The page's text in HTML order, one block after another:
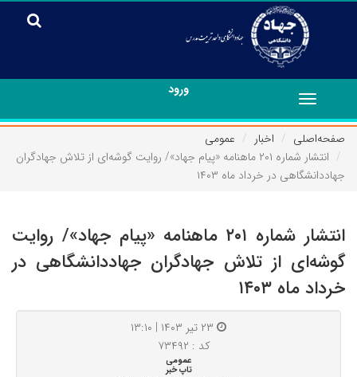
ورود
Toggle
navigation
صفحه‌اصلی
اخبار
عمومی
انتشار شماره ۲۰۱ ماهنامه «پیام جهاد»/ روایت گوشه‌ای از تلاش جهادگران
جهاددانشگاهی در خرداد ماه ۱۴۰۳
انتشار شماره ۲۰۱ ماهنامه «پیام جهاد»/ روایت
گوشه‌ای از تلاش جهادگران جهاددانشگاهی در
خرداد ماه ۱۴۰۳
کد : ۷۳۴۹۲
عمومی
تاپ خبر